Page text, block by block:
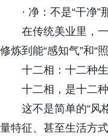
· 净：不是“干净
在传统美业里，
修炼到能“感知气”和“
十二相：十二种
十二相，是十二
这不是简单的“风
量特征、甚至生活方式